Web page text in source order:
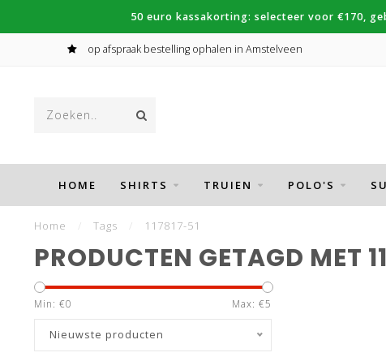
50 euro kassakorting: selecteer voor €170,
op afspraak bestelling ophalen in Amstelveen
HOME SHIRTS TRUIEN POLO'S
Home Tags 117817-51
PRODUCTEN GETAGD MET
Min: €0 Max: €5
Nieuwste producten